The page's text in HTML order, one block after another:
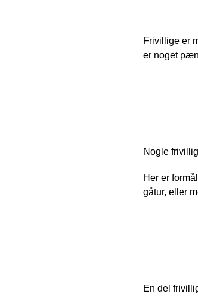
Frivillige er
er noget
Nogle
Her er
gåtur, eller
En del